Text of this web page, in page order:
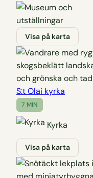
Visa på karta
S:t Olai kyrka
7 MIN
Kyrka
Visa på karta